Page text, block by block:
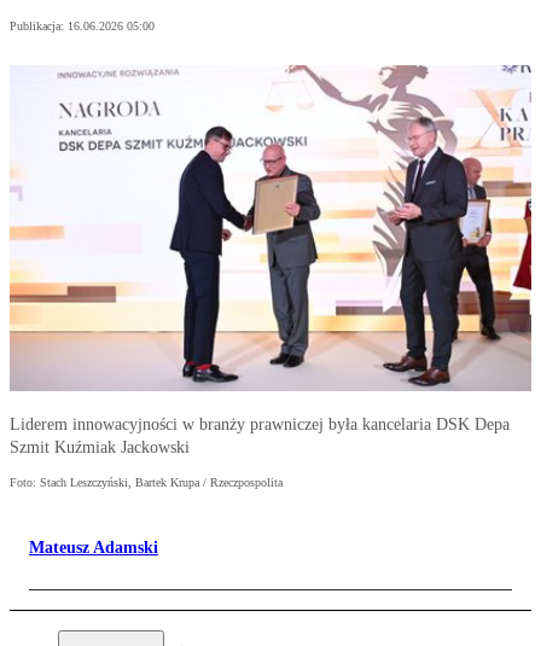
Publikacja: 16.06.2026 05:00
Liderem innowacyjności w branży prawniczej była kancelaria DSK Depa
Szmit Kuźmiak Jackowski
Foto: Stach Leszczyński, Bartek Krupa / Rzeczpospolita
Mateusz Adamski